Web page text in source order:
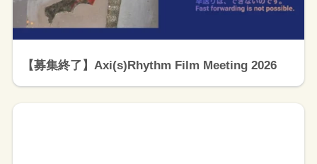
【募集終了】Axi(s)Rhythm Film Meeting 2026